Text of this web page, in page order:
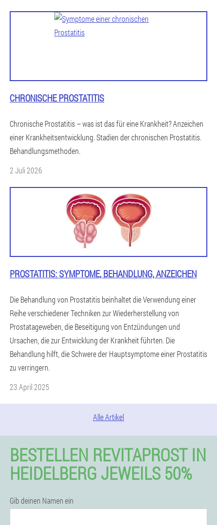
CHRONISCHE PROSTATITIS
Chronische Prostatitis – was ist das für eine Krankheit? Anzeichen
einer Krankheitsentwicklung. Stadien der chronischen Prostatitis.
Behandlungsmethoden.
2 Juli 2026
PROSTATITIS: SYMPTOME, BEHANDLUNG, ANZEICHEN
Die Behandlung von Prostatitis beinhaltet die Verwendung einer
Reihe verschiedener Techniken zur Wiederherstellung von
Prostatageweben, die Beseitigung von Entzündungen und
Ursachen, die zur Entwicklung der Krankheit führten. Die
Behandlung hilft, die Schwere der Hauptsymptome einer Prostatitis
zu verringern.
23 April 2025
Alle Artikel
BESTELLEN REVITAPROST IN
HEIDELBERG JEWEILS 50%
Gib deinen Namen ein